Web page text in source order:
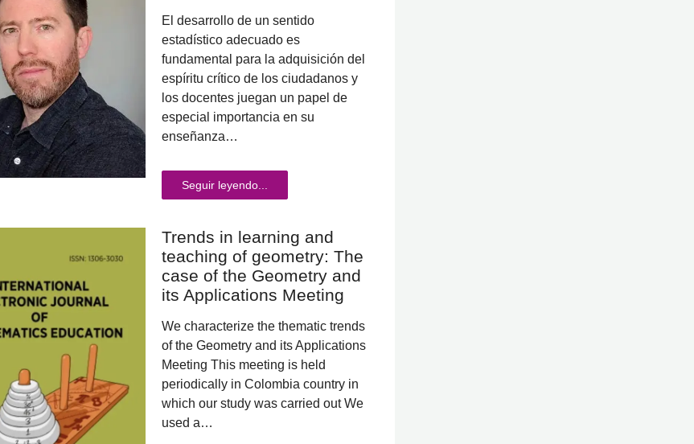
El desarrollo de un sentido
estadístico adecuado es
fundamental para la adquisición del
espíritu crítico de los ciudadanos y
los docentes juegan un papel de
especial importancia en su
enseñanza…
Seguir leyendo...
Trends in learning and
teaching of geometry: The
case of the Geometry and
its Applications Meeting
We characterize the thematic trends
of the Geometry and its Applications
Meeting This meeting is held
periodically in Colombia country in
which our study was carried out We
used a…